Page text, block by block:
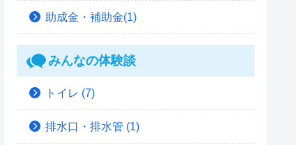
助成金・補助金(1)
みんなの体験談
トイレ (7)
排水口・排水管 (1)